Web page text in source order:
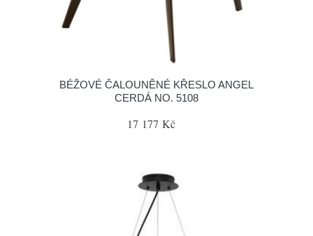
BÉŽOVÉ ČALOUNĚNÉ KŘESLO ANGEL
CERDÁ NO. 5108
17 177 Kč